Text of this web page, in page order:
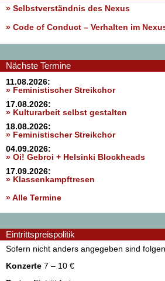
» Selbstverständnis des Nexus
» Code of Conduct – Verhalten im
Nächste Termine
11.08.2026:
» Feministischer Streikchor
17.08.2026:
» Kulturarbeit selbst gestalten
18.08.2026:
» Feministischer Streikchor
04.09.2026:
» Oi! Gebroi + Helsinki Blockheads
17.09.2026:
» Klassenkampftresen
» Alle Termine
Eintrittspreispolitik
Sofern nicht anders angegeben sind
Konzerte 7 – 10 €